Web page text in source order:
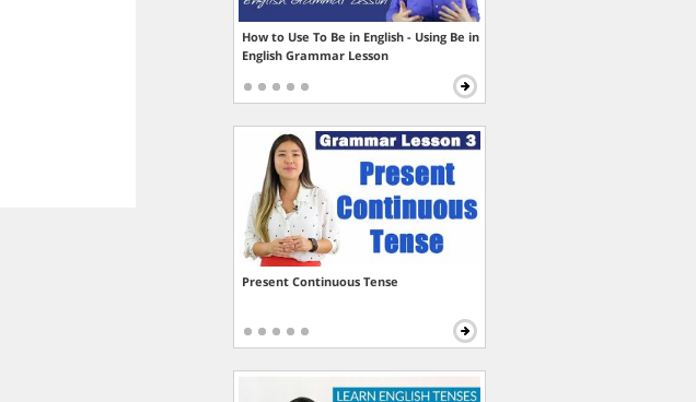
How to Use To Be in English - Using Be in
English Grammar Lesson
Present Continuous Tense